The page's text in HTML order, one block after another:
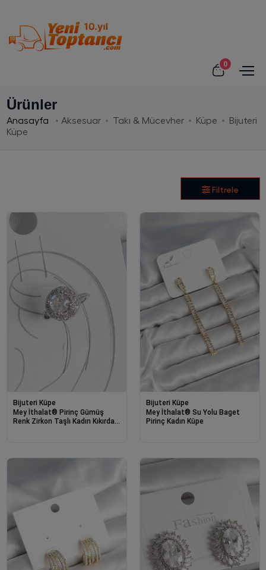
0
Ürünler
Anasayfa Aksesuar Takı & Mücevher Küpe
Bijuteri
Küpe
Filtrele
Bijuteri Küpe
Mey İthalat® Pirinç Gümüş
Renk Zirkon Taşlı Kadın Kıkırdak
Bijuteri Küpe
Mey İthalat® Su Yolu Baget
Pirinç Kadın Küpe